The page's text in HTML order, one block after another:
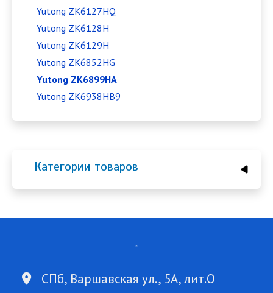
Yutong ZK6127HQ
Yutong ZK6128H
Yutong ZK6129H
Yutong ZK6852HG
Yutong ZK6899HA
Yutong ZK6938HB9
Категории товаров
СПб, Варшавская ул., 5А, лит.О